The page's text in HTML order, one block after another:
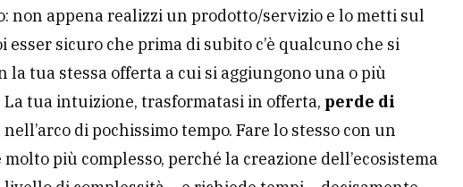
non appena realizzi un prodotto/servizio e lo metti sul
esser sicuro che prima di subito c’è qualcuno che si
la tua stessa offerta a cui si aggiungono una o più
tua intuizione, trasformatasi in offerta, perde di
nell’arco di pochissimo tempo. Fare lo stesso con un
molto più complesso, perché la creazione dell’ecosistema